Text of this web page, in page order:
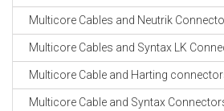
Multicore Cables and Neutrik
Multicore Cables and Syntax LK
Multicore Cable and Harting
Multicore Cable and Syntax